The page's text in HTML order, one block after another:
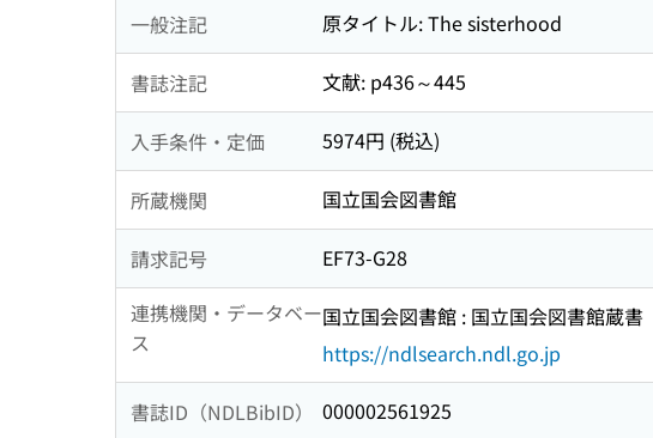
一般注記 原タイトル: The sisterhood
書誌注記 文献: p436～445
入手条件・定価 5974円 (税込)
所蔵機関 国立国会図書館
請求記号
EF73-G28
連携機関・データベー
ス
国立国会図書館 : 国立国会図書館蔵書
https://ndlsearch.ndl.go.jp
書誌ID（NDLBibID）
000002561925